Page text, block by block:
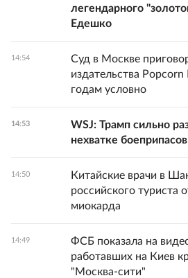
легендарного
Едешко
14:54
Суд в Москве
издательства
годам условно
14:53
WSJ: Трамп сильно
нехватке
14:50
Китайские врачи в
российского туриста
миокарда
14:49
ФСБ показала на
работавших на Киев
"Москва-сити"